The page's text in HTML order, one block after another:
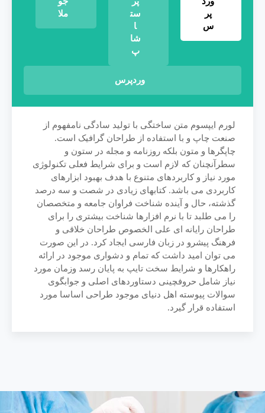
پر
س
ست
ا
شا
پ
ملا
وردپرس
لورم ایپسوم متن ساختگی با تولید سادگی نامفهوم از
صنعت چاپ و با استفاده از طراحان گرافیک است.
چاپگرها و متون بلکه روزنامه و مجله در ستون و
سطرآنچنان که لازم است و برای شرایط فعلی تکنولوژی
مورد نیاز و کاربردهای متنوع با هدف بهبود ابزارهای
کاربردی می باشد. کتابهای زیادی در شصت و سه درصد
گذشته، حال و آینده شناخت فراوان جامعه و متخصصان
را می طلبد تا با نرم افزارها شناخت بیشتری را برای
طراحان رایانه ای علی الخصوص طراحان خلاقی و
فرهنگ پیشرو در زبان فارسی ایجاد کرد. در این صورت
می توان امید داشت که تمام و دشواری موجود در ارائه
راهکارها و شرایط سخت تایپ به پایان رسد وزمان مورد
نیاز شامل حروفچینی دستاوردهای اصلی و جوابگوی
سوالات پیوسته اهل دنیای موجود طراحی اساسا مورد
استفاده قرار گیرد.